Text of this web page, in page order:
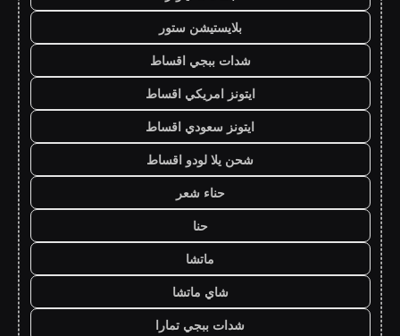
بلايستيشن ستور
شدات ببجي اقساط
ايتونز امريكي اقساط
ايتونز سعودي اقساط
شحن يلا لودو اقساط
حناء شعر
حنا
ماتشا
شاي ماتشا
شدات ببجي تمارا